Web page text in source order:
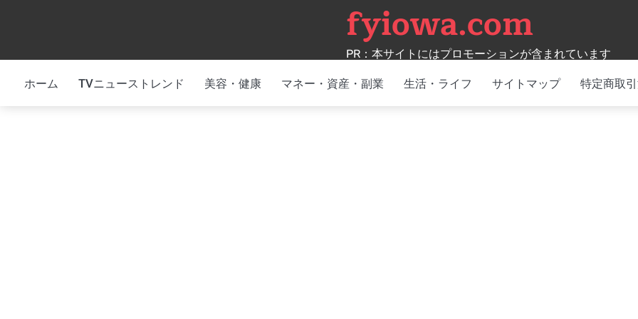
fyiowa.com
PR：本サイトにはプロモーションが含まれています
ホーム TVニューストレンド 美容・健康 マネー・資産・副業 生活・ライフ サイトマップ 特定商取